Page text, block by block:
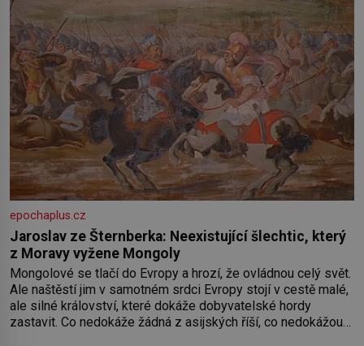
epochaplus.cz
Jaroslav ze Šternberka: Neexistující šlechtic, který
z Moravy vyžene Mongoly
Mongolové se tlačí do Evropy a hrozí, že ovládnou celý svět.
Ale naštěstí jim v samotném srdci Evropy stojí v cestě malé,
ale silné království, které dokáže dobyvatelské hordy
zastavit. Co nedokáže žádná z asijských říší, co nedokážou